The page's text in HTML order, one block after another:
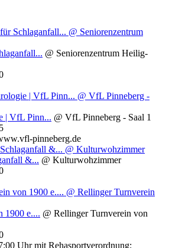
Schlaganfall... @ Seniorenzentrum
@ Seniorenzentrum Heilig-
| VfL Pinn... @ VfL Pinneberg -
| VfL Pinn... @ VfL Pinneberg - Saal 1
pinneberg.de
&... @ Kulturwohzimmer
&... @ Kulturwohzimmer
von 1900 e.... @ Rellinger Turnverein
1900 e.... @ Rellinger Turnverein von
Uhr mit Rehasportverordnung: